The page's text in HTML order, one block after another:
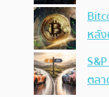
หลั
ตล